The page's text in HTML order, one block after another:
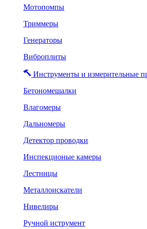
Мотопомпы
Триммеры
Генераторы
Виброплиты
Инструменты и измерительные
Бетономешалки
Влагомеры
Дальномеры
Детектор проводки
Инспекционые камеры
Лестницы
Металлоискатели
Нивелиры
Ручной иструмент